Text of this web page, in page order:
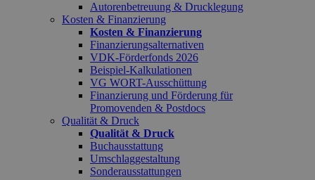
Autorenbetreuung & Drucklegung
Kosten & Finanzierung
Kosten & Finanzierung
Finanzierungsalternativen
VDK-Förderfonds 2026
Beispiel-Kalkulationen
VG WORT-Ausschüttung
Finanzierung und Förderung für
Promovenden & Postdocs
Qualität & Druck
Qualität & Druck
Buchausstattung
Umschlaggestaltung
Sonderausstattungen